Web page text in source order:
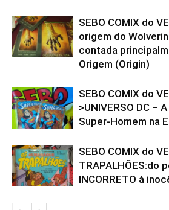
SEBO COMIX do
origem do
contada
Origem (Origin)
SEBO COMIX do
>UNIVERSO DC –
Super-Homem na
SEBO COMIX do
TRAPALHÕES:do
INCORRETO à